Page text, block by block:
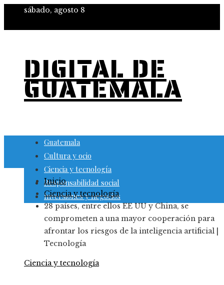
sábado, agosto 8
DIGITAL DE
GUATEMALA
Guatemala
Cultura y ocio
Ciencia y tecnología
Responsabilidad social
Inversiones y negocios
Inicio
Ciencia y tecnología
28 países, entre ellos EE UU y China, se
comprometen a una mayor cooperación para
afrontar los riesgos de la inteligencia artificial |
Tecnología
Ciencia y tecnología